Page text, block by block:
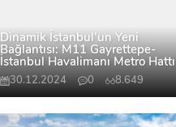
Dinamik İstanbul’un Yeni
Bağlantısı: M11 Gayrettepe-
İstanbul Havalimanı Metro Hattı
30.12.2024 0 8.649